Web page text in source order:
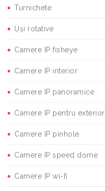
Turnichete
Uși rotative
Camere IP fisheye
Camere IP interior
Camere IP panoramice
Camere IP pentru exterior
Camere IP pinhole
Camere IP speed dome
Camere IP wi-fi